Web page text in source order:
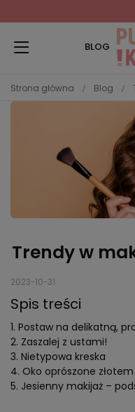
BLOG
Strona główna Blog
Trendy w
2023-10-31
Spis treści
Postaw na delikatną,
Zaszalej z ustami!
Nietypowa kreska
Oko oprószone złotem
Jesienny makijaż –